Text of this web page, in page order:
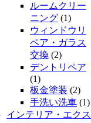
ルームクリー
ニング (1)
ウィンドウリ
ペア・ガラス
交換 (2)
デントリペア
(1)
板金塗装 (2)
手洗い洗車 (1)
インテリア・エクス